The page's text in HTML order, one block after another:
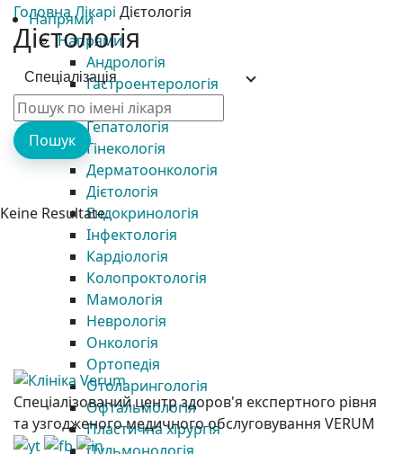
Напрями
Напрями
Андрологія
Гастроентерологія
Гематологія
Гепатологія
Гінекологія
Дерматоонкологія
Дієтологія
Ендокринологія
Інфектологія
Кардіологія
Колопроктологія
Мамологія
Неврологія
Онкологія
Ортопедія
Отоларингологія
Офтальмологія
Пластична хірургія
ГоловнаЛікарі Дієтологія
Дієтологія
Спеціалізація
Пошук
Keine Resultate.
Спеціалізований центр здоров'я експертного рівня
та узгодженого медичного обслуговування VERUM